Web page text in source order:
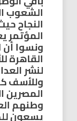
الشعوب
النجاح
المؤتمر
ونسوا
القاهرة
لنشر
وللأسف
المصرين
وطنهم
يسعون